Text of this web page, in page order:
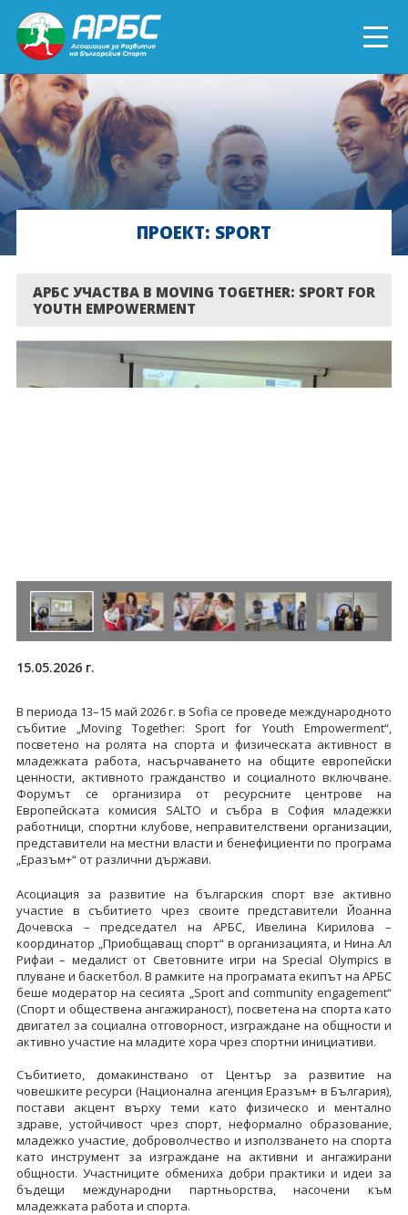
ENGLISH
СПОРТ БЛИЗО ДО ТЕБ
ТЕКУЩИ ПРОЕКТИ
ОНЛАЙН ОБУЧЕНИЯПРОЕКТ: SPORT
АРБС УЧАСТВА В MOVING TOGETHER: SPORT FOR
YOUTH EMPOWERMENT
15.05.2026 г.
В периода 13–15 май 2026 г. в Sofia се проведе международното
събитие „Moving Together: Sport for Youth Empowerment“,
посветено на ролята на спорта и физическата активност в
младежката работа, насърчаването на общите европейски
ценности, активното гражданство и социалното включване.
Форумът се организира от ресурсните центрове на
Европейската комисия SALTO и събра в София младежки
работници, спортни клубове, неправителствени организации,
представители на местни власти и бенефициенти по програма
„Еразъм+“ от различни държави.
Асоциация за развитие на българския спорт взе активно
участие в събитието чрез своите представители Йоанна
Дочевска – председател на АРБС, Ивелина Кирилова –
координатор „Приобщаващ спорт“ в организацията, и Нина Ал
Рифаи – медалист от Световните игри на Special Olympics в
плуване и баскетбол. В рамките на програмата екипът на АРБС
беше модератор на сесията „Sport and community engagement“
(Спорт и обществена ангажираност), посветена на спорта като
двигател за социална отговорност, изграждане на общности и
активно участие на младите хора чрез спортни инициативи.
Събитието, домакинствано от Център за развитие на
човешките ресурси (Национална агенция Еразъм+ в България),
постави акцент върху теми като физическо и ментално
здраве, устойчивост чрез спорт, неформално образование,
младежко участие, доброволчество и използването на спорта
като инструмент за изграждане на активни и ангажирани
общности. Участниците обмениха добри практики и идеи за
бъдещи международни партньорства, насочени към
младежката работа и спорта.